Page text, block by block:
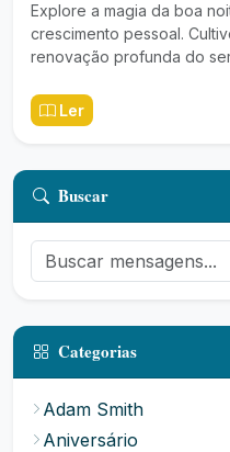
Explore a magia da boa
crescimento pessoal.
renovação profunda do
Ler
Buscar
Categorias
Adam Smith
Aniversário